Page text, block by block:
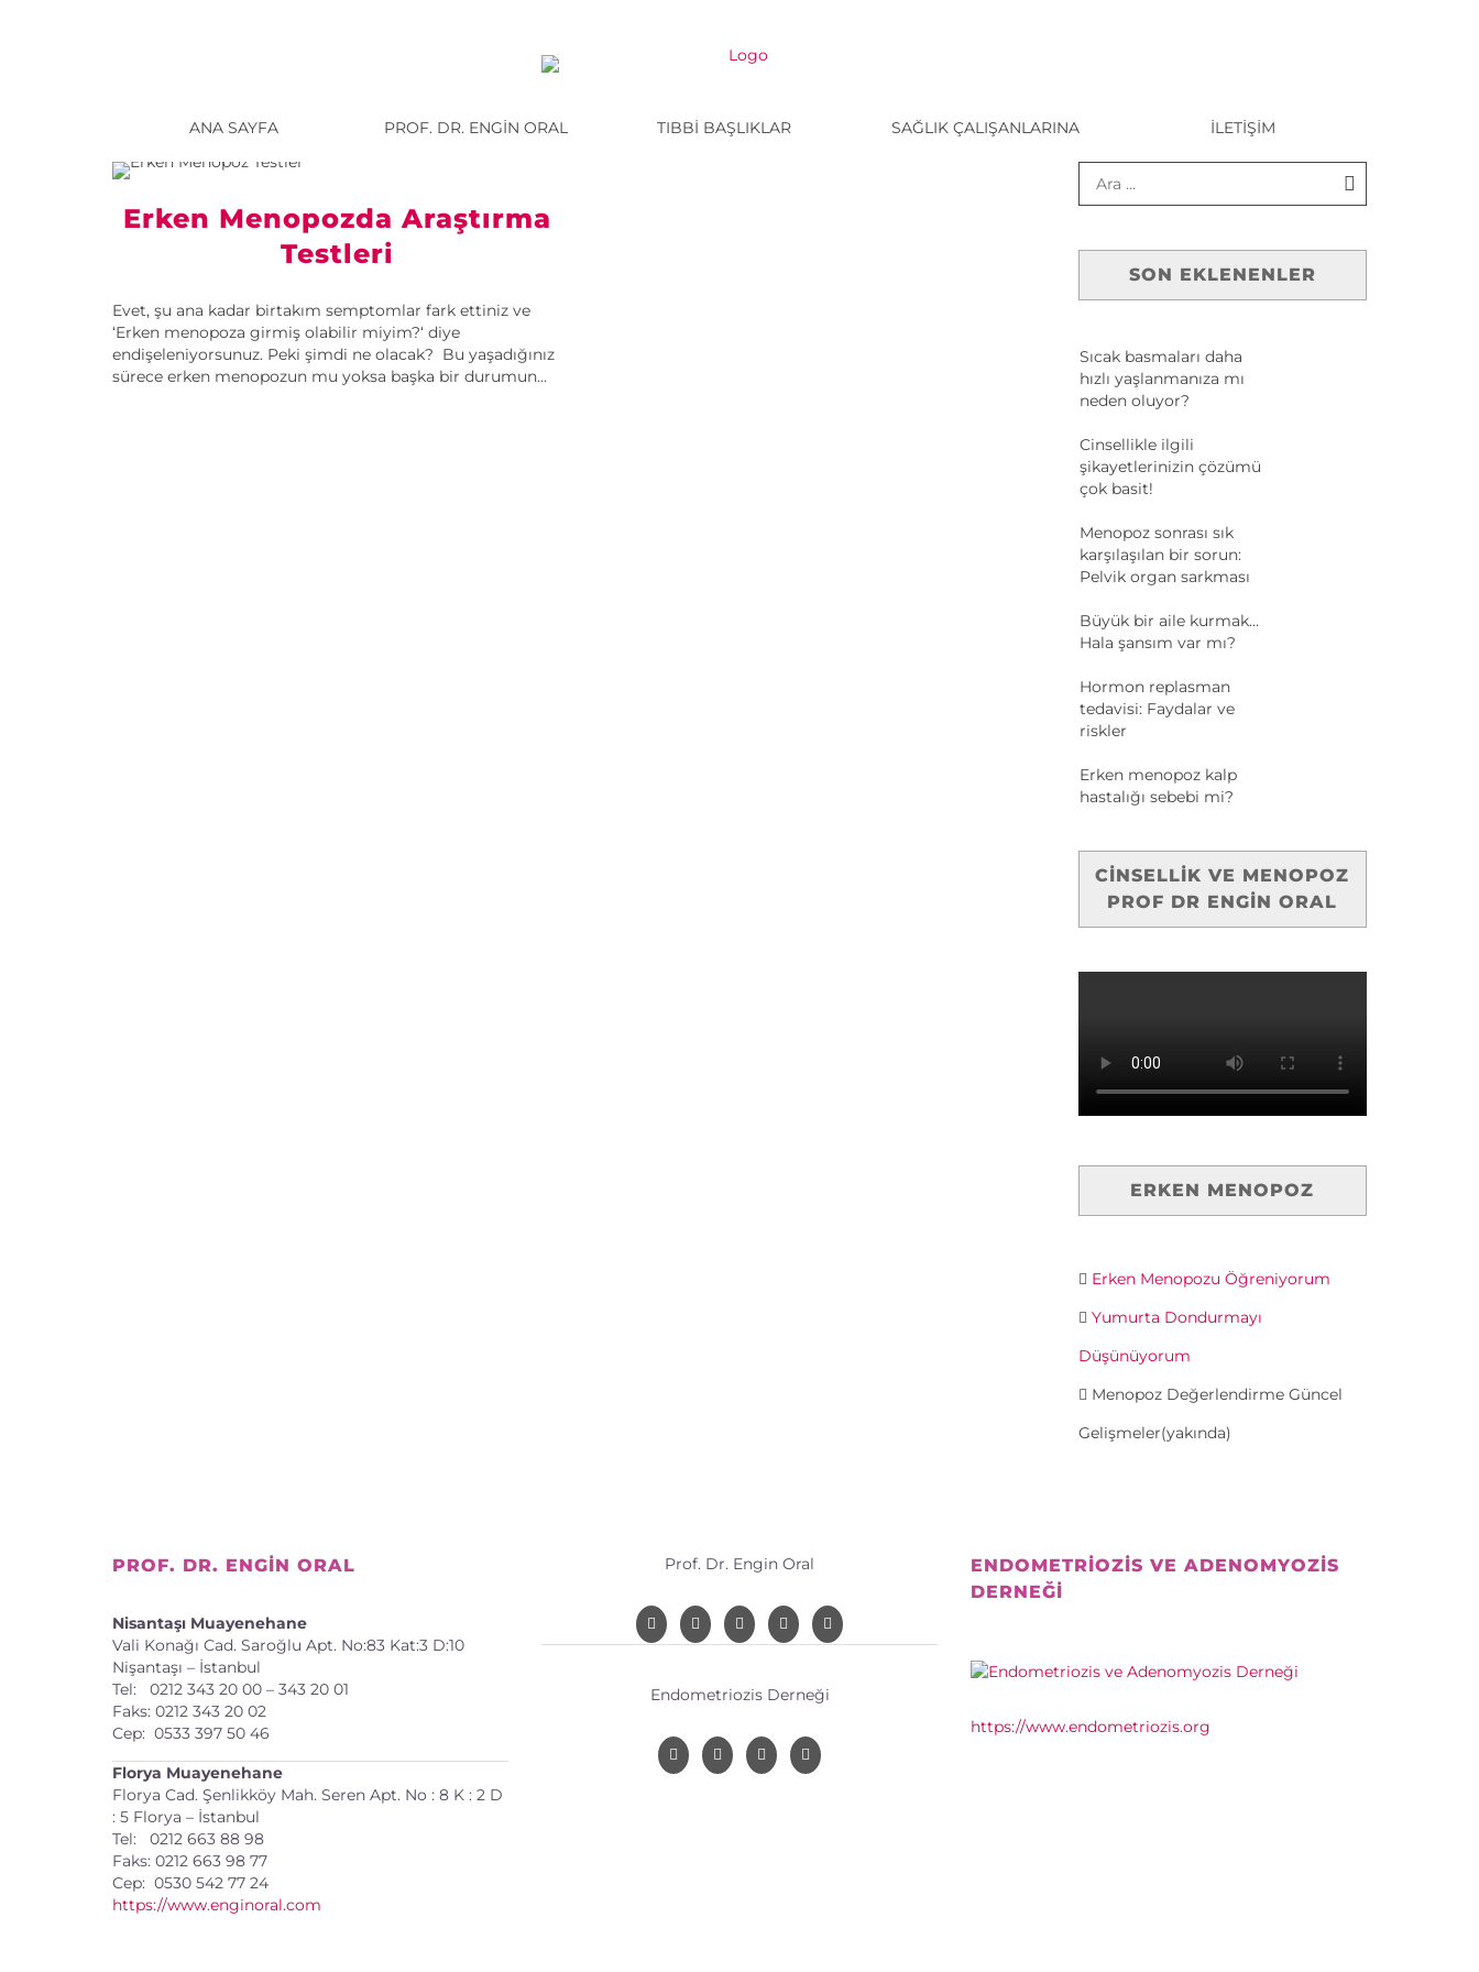
ANA SAYFA PROF. DR. ENGIN ORAL TIBBI BAŞLIKLAR SAĞLIK ÇALIŞANLARINA İLETIŞIM
Erken Menopozda Araştırma
Testleri
Evet, şu ana kadar birtakım semptomlar fark ettiniz ve
‘Erken menopoza girmiş olabilir miyim?‘ diye
endişeleniyorsunuz. Peki şimdi ne olacak? Bu yaşadığınız
sürece erken menopozun mu yoksa başka bir durumun...
SON EKLENENLER
Sıcak basmaları daha
hızlı yaşlanmanıza mı
neden oluyor?
Cinsellikle ilgili
şikayetlerinizin çözümü
çok basit!
Menopoz sonrası sık
karşılaşılan bir sorun:
Pelvik organ sarkması
Büyük bir aile kurmak…
Hala şansım var mı?
Hormon replasman
tedavisi: Faydalar ve
riskler
Erken menopoz kalp
hastalığı sebebi mi?
CINSELLIK VE MENOPOZ
PROF DR ENGIN ORAL
ERKEN MENOPOZ
Erken Menopozu Öğreniyorum
Yumurta Dondurmayı
Düşünüyorum
Menopoz Değerlendirme Güncel
Gelişmeler(yakında)
PROF. DR. ENGIN ORAL
Nisantaşı Muayenehane
Vali Konağı Cad. Saroğlu Apt. No:83 Kat:3 D:10
Nişantaşı – İstanbul
Tel: 0212 343 20 00 – 343 20 01
Faks: 0212 343 20 02
Cep: 0533 397 50 46
Florya Muayenehane
Florya Cad. Şenlikköy Mah. Seren Apt. No : 8 K : 2 D
: 5 Florya – İstanbul
Tel: 0212 663 88 98
Faks: 0212 663 98 77
Cep: 0530 542 77 24
https://www.enginoral.com
Prof. Dr. Engin Oral
Endometriozis Derneği
ENDOMETRIOZIS VE ADENOMYOZIS
DERNEĞI
https://www.endometriozis.org